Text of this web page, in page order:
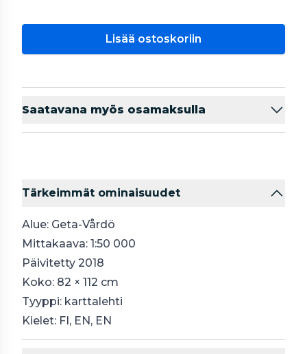
Lisää ostoskoriin
Saatavana myös osamaksulla
Tärkeimmät ominaisuudet
Alue: Geta-Vårdö
Mittakaava: 1:50 000
Päivitetty 2018
Koko: 82 × 112 cm
Tyyppi: karttalehti
Kielet: FI, EN, EN